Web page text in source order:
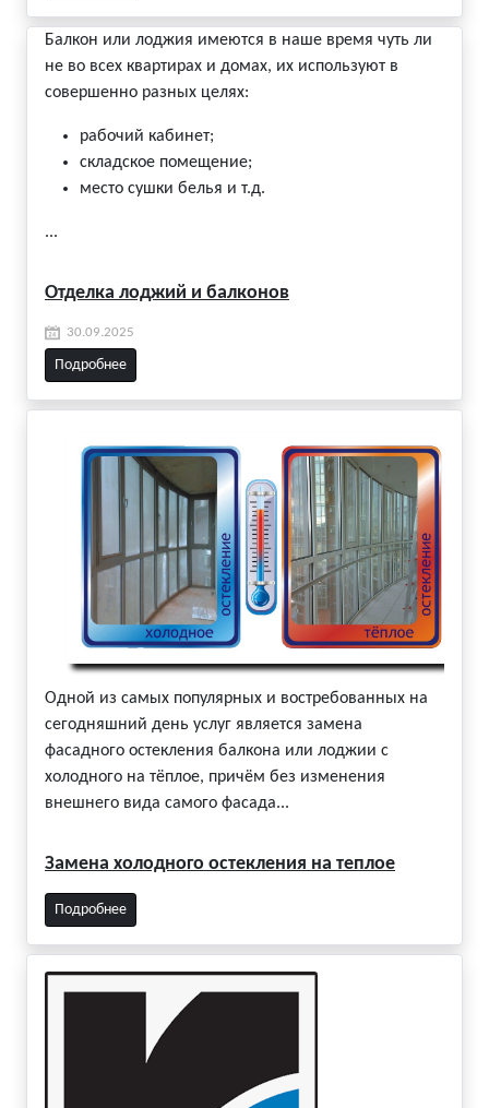
Балкон или лоджия имеются в наше время чуть ли
не во всех квартирах и домах, их используют в
совершенно разных целях:
рабочий кабинет;
складское помещение;
место сушки белья и т.д.
...
Отделка лоджий и балконов
30.09.2025
Подробнее
Одной из самых популярных и востребованных на
сегодняшний день услуг является замена
фасадного остекления балкона или лоджии с
холодного на тёплое, причём без изменения
внешнего вида самого фасада...
Замена холодного остекления на теплое
Подробнее